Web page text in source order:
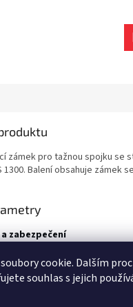
cookie. Dalším
souhlas s jejich
zámek pro tažnou spojku se
1300. Balení obsahuje zámek
zabezpečení